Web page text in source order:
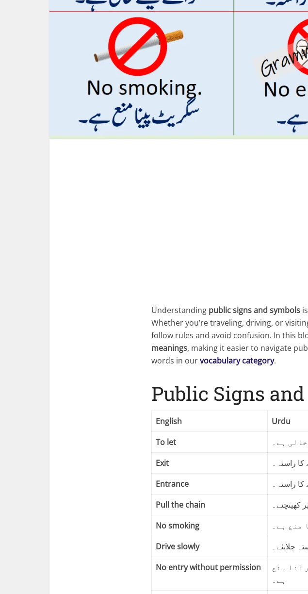
Understanding public signs and symbols
Whether you’re traveling, driving, or
follow rules and avoid confusion. In this
meanings, making it easier to navigate
words in ourvocabulary category.
Public Signs
English Urdu
To let
ہے۔
Exit
کا راستہ۔
Entrance
کا راستہ۔
Pull the chain
کھینچئے۔
No smoking
منع ہے۔
Drive slowly
چلایئے۔
No entry without permission
آنا منع
ہے۔